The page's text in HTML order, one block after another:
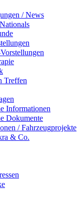
/ News
Informationen
Dokumente
/ Fahrzeugprojekte
& Co.